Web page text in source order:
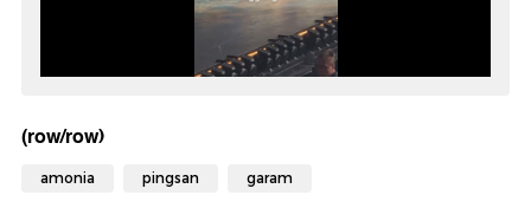
(row/row)
amonia pingsan garam